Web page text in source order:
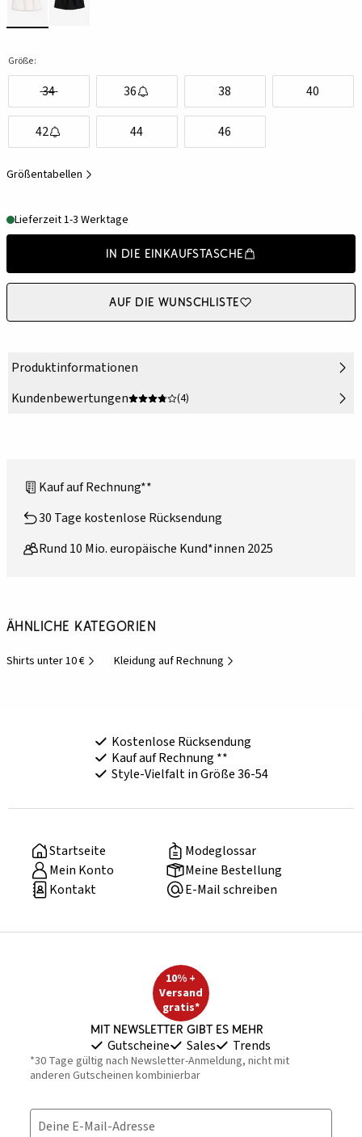
Größe:
34 36 38 40
42 44 46
Größentabellen
Lieferzeit 1-3 Werktage
In die Einkaufstasche
Auf die Wunschliste
Produktinformationen
Kundenbewertungen
(4)
Kauf auf Rechnung**
30 Tage kostenlose Rücksendung
Rund 10 Mio. europäische Kund*innen 2025
Ähnliche Kategorien
Shirts unter 10 € Kleidung auf Rechnung
Kostenlose Rücksendung
Kauf auf Rechnung **
Style-Vielfalt in Größe 36-54
Startseite
Modeglossar
Mein Konto
Meine Bestellung
Kontakt
E-Mail schreiben
10% +
Versand
gratis*
Mit Newsletter gibt es mehr
Gutscheine Sales Trends
*30 Tage gültig nach Newsletter-Anmeldung, nicht mit
anderen Gutscheinen kombinierbar
Deine E-Mail-Adresse